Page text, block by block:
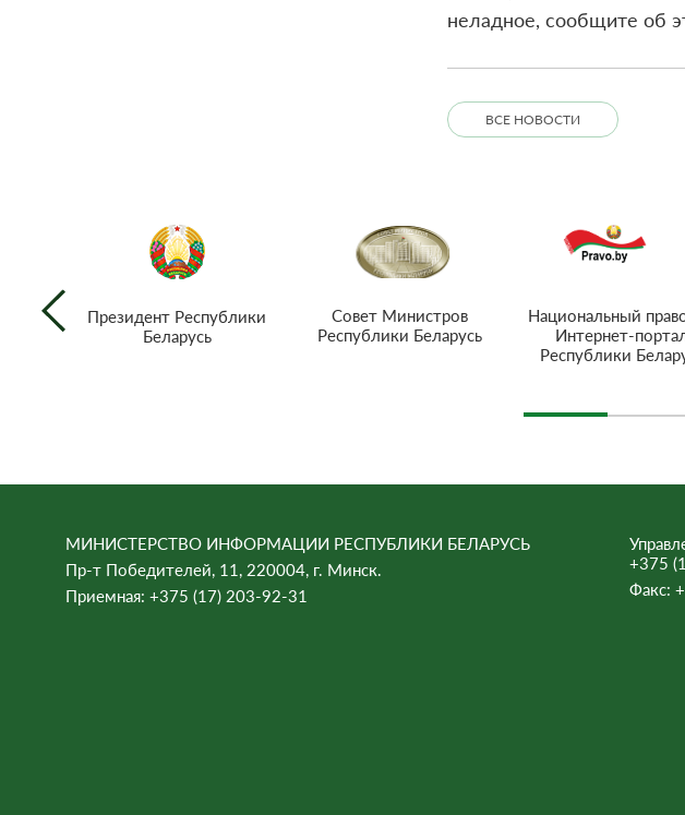
неладное, сообщите об
ВСЕ НОВОСТИ
Президент Республики
Беларусь
Совет Министров
Республики Беларусь
Национальный
Интернет-
Республики
МИНИСТЕРСТВО ИНФОРМАЦИИ РЕСПУБЛИКИ БЕЛАРУСЬ
Пр-т Победителей, 11, 220004, г. Минск.
Приемная: +375 (17) 203-92-31
+375
Факс: